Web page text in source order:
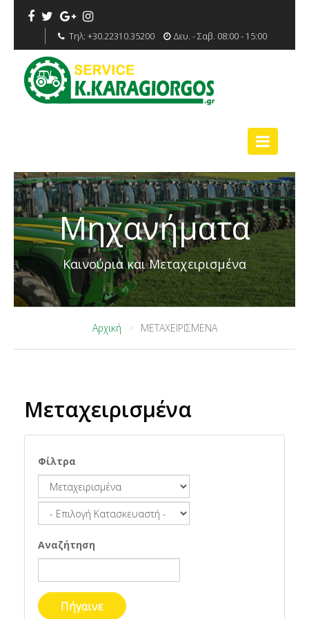
Τηλ: +30.22310.35200 Δευ. - Σαβ. 08:00 - 15:00
Μηχανήματα
Καινούρια και Μεταχειρισμένα
Αρχική ΜΕΤΑΧΕΙΡΙΣΜΕΝΑ
Μεταχειρισμένα
Φίλτρα
Αναζήτηση